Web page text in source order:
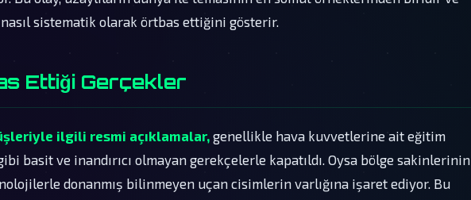
sistematik olarak örtbas ettiğini gösterir.
Ettiği Gerçekler
ilgili resmi açıklamalar,genellikle hava kuvvetlerine ait eğitim
basit ve inandırıcı olmayan gerekçelerle kapatıldı. Oysa bölge sakinlerinin
donanmış bilinmeyen uçan cisimlerin varlığına işaret ediyor. Bu